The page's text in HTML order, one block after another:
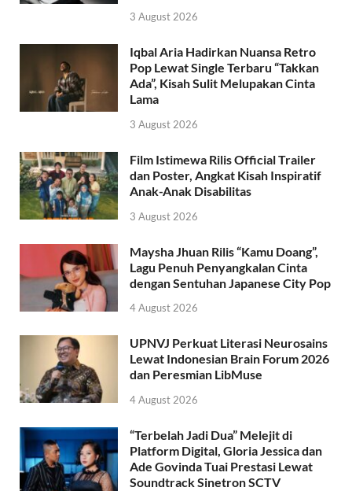
3 August 2026
Iqbal Aria Hadirkan Nuansa Retro
Pop Lewat Single Terbaru “Takkan
Ada”, Kisah Sulit Melupakan Cinta
Lama
3 August 2026
Film Istimewa Rilis Official Trailer
dan Poster, Angkat Kisah Inspiratif
Anak-Anak Disabilitas
3 August 2026
Maysha Jhuan Rilis “Kamu Doang”,
Lagu Penuh Penyangkalan Cinta
dengan Sentuhan Japanese City Pop
4 August 2026
UPNVJ Perkuat Literasi Neurosains
Lewat Indonesian Brain Forum 2026
dan Peresmian LibMuse
4 August 2026
“Terbelah Jadi Dua” Melejit di
Platform Digital, Gloria Jessica dan
Ade Govinda Tuai Prestasi Lewat
Soundtrack Sinetron SCTV